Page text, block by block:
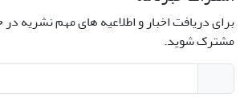
برای دریافت اخبار و اطلاعیه های مهم نشریه
مشترک شوید.